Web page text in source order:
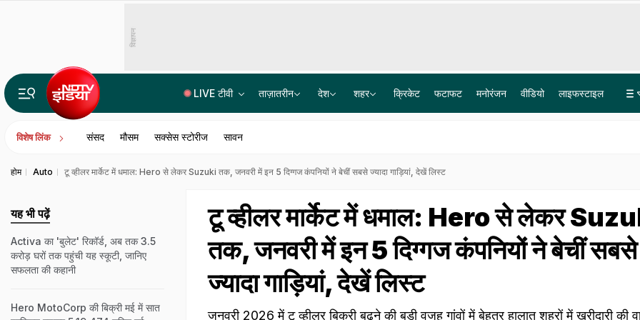
विज्ञापन
LIVE टीवी ताज़ातरीन देश शहर क्रिकेट फटाफट मनोरंजन वीडियो लाइफस्टाइल
विशेष लिंक संसद मौसम सक्सेस स्टोरीज सावन
होम Auto टू व्हीलर मार्केट में धमाल: Hero से लेकर Suzuki तक, जनवरी में इन 5 दिग्गज कंपनियों ने बेचीं सबसे ज्यादा गाड़ियां, देखें लिस्ट
टू व्हीलर मार्केट में धमाल: Hero से लेकर
तक, जनवरी में इन 5 दिग्गज कंपनियों ने बेचीं सबसे
ज्यादा गाड़ियां, देखें लिस्ट
जनवरी 2026 में टू व्हीलर बिक्री बढ़ने की बड़ी वजह गांवों में बेहतर हालात शहरों में खरीदारी की
यह भी पढ़ें
Activa का 'बुलेट' रिकॉर्ड, अब तक 3.5
करोड़ घरों तक पहुंची यह स्कूटी, जानिए
सफलता की कहानी
Hero MotoCorp की बिक्री मई में सात